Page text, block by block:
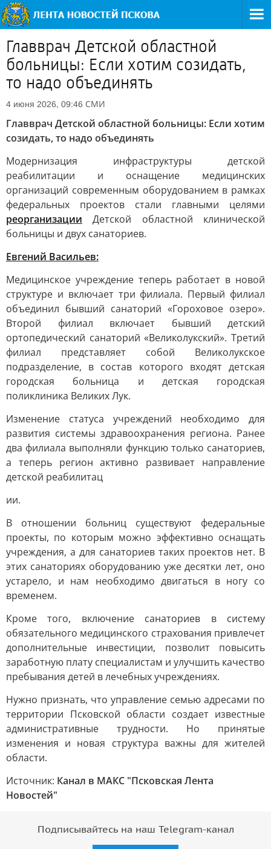
Главврач Детской областной
больницы: Если хотим созидать,
то надо объединять
4 июня 2026, 09:46 СМИ
Главврач Детской областной больницы: Если хотим
созидать, то надо объединять
Модернизация инфраструктуры детской
реабилитации и оснащение медицинских
организаций современным оборудованием в рамках
федеральных проектов стали главными целями
реорганизации Детской областной клинической
больницы и двух санаториев.
Евгений Васильев:
Медицинское учреждение теперь работает в новой
структуре и включает три филиала. Первый филиал
объединил бывший санаторий «Гороховое озеро».
Второй филиал включает бывший детский
ортопедический санаторий «Великолукский». Третий
филиал представляет собой Великолукское
подразделение, в состав которого входят детская
городская больница и детская городская
поликлиника Великих Лук.
Изменение статуса учреждений необходимо для
развития системы здравоохранения региона. Ранее
два филиала выполняли функцию только санаториев,
а теперь регион активно развивает направление
детской реабилитац
ии.
В отношении больниц существуют федеральные
проекты, по которым можно эффективно оснащать
учреждения, а для санаториев таких проектов нет. В
этих санаториях оборудованию уже десятки лет, оно
устарело, и нам необходимо двигаться в ногу со
временем.
Кроме того, включение санаториев в систему
обязательного медицинского страхования привлечет
дополнительные инвестиции, позволит повысить
заработную плату специалистам и улучшить качество
пребывания детей в лечебных учреждениях.
Нужно признать, что управление семью адресами по
территории Псковской области создает известные
административные трудности. Но принятые
изменения и новая структура важны для жителей
области.
Источник: Канал в МАКС "Псковская Лента
Новостей"
Подписывайтесь на наш Telegram-канал